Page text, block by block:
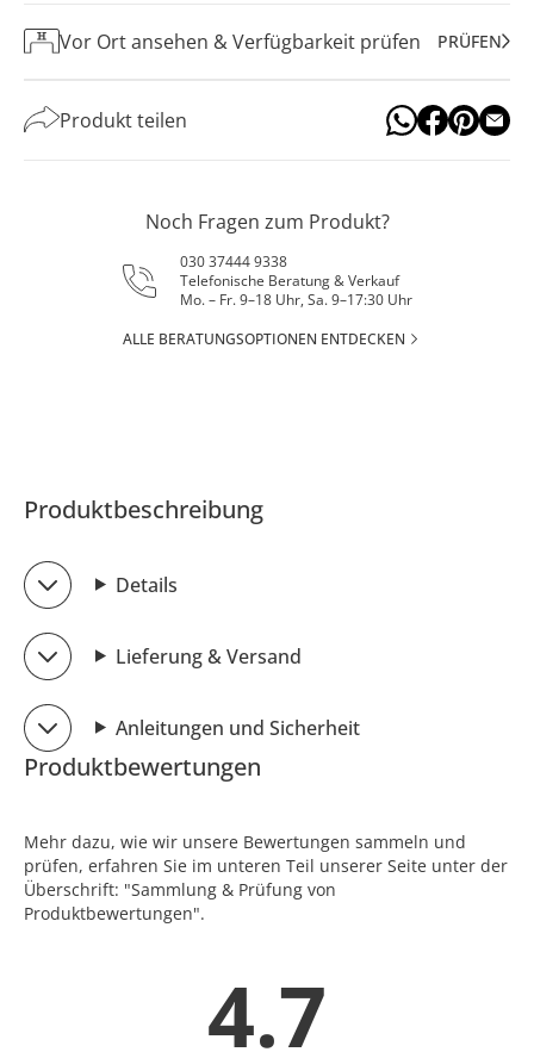
Vor Ort ansehen & Verfügbarkeit prüfen PRÜFEN
Produkt teilen
Noch Fragen zum Produkt?
030 37444 9338
Telefonische Beratung & Verkauf
Mo. – Fr. 9–18 Uhr, Sa. 9–17:30 Uhr
ALLE BERATUNGSOPTIONEN ENTDECKEN
Produktbeschreibung
Details
Lieferung & Versand
Anleitungen und Sicherheit
Produktbewertungen
Mehr dazu, wie wir unsere Bewertungen sammeln und
prüfen, erfahren Sie im unteren Teil unserer Seite unter der
Überschrift: "Sammlung & Prüfung von
Produktbewertungen".
4.7